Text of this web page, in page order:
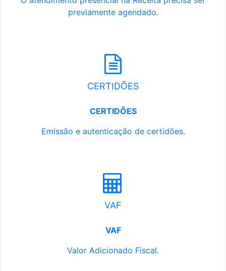
previamente agendado.
CERTIDÕES
CERTIDÕES
Emissão e autenticação de certidões.
VAF
VAF
Valor Adicionado Fiscal.